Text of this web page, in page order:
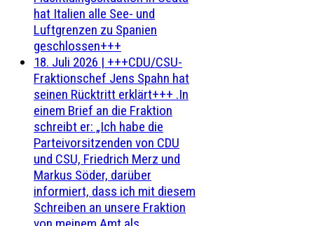
hat Italien alle See- und
Luftgrenzen zu Spanien
geschlossen+++
18. Juli 2026 | +++CDU/CSU-
Fraktionschef Jens Spahn hat
seinen Rücktritt erklärt+++ .In
einem Brief an die Fraktion
schreibt er: „Ich habe die
Parteivorsitzenden von CDU
und CSU, Friedrich Merz und
Markus Söder, darüber
informiert, dass ich mit diesem
Schreiben an unsere Fraktion